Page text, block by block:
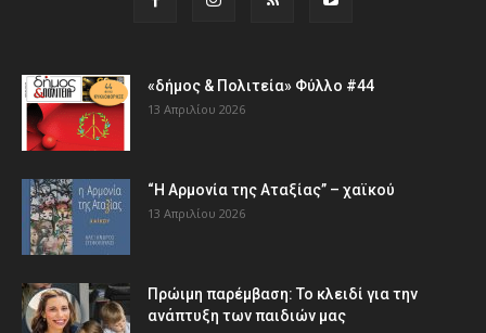
«δήμος & Πολιτεία» Φύλλο #44
13 Απριλίου 2026
“Η Αρμονία της Αταξίας” – χαϊκού
13 Απριλίου 2026
Πρώιμη παρέμβαση: Το κλειδί για την
ανάπτυξη των παιδιών µας